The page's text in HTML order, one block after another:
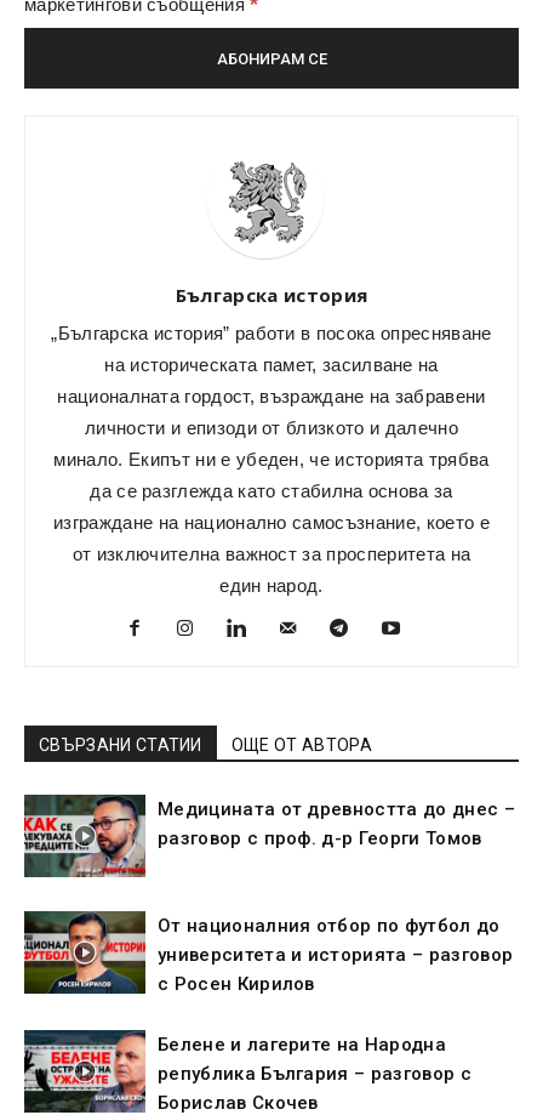
Българска история
„Българска история” работи в посока опресняване
на историческата памет, засилване на
националната гордост, възраждане на забравени
личности и епизоди от близкото и далечно
минало. Екипът ни е убеден, че историята трябва
да се разглежда като стабилна основа за
изграждане на национално самосъзнание, което е
от изключителна важност за просперитета на
един народ.
СВЪРЗАНИ СТАТИИ ОЩЕ ОТ АВТОРА
Медицината от древността до днес –
разговор с проф. д-р Георги Томов
От националния отбор по футбол до
университета и историята – разговор
с Росен Кирилов
Белене и лагерите на Народна
република България – разговор с
Борислав Скочев